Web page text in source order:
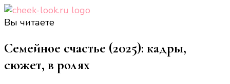
здоровом образе жизни, спорте, стиле, отдыхе и
еде.
Вы читаете
Семейное счастье (2025): кадры,
сюжет, в ролях